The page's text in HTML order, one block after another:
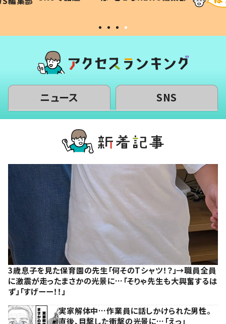
#令和の子 い」
ニュース SNS
3歳息子を見た保育園の先生「何そのTシャツ！？」→職員全員
に激震が走ったまさかの光景に…「そりゃ先生も大興奮するは
ず」「すげーー！！」
実家解体中…作業員に話しかけられた男性。
直後、目撃した衝撃の光景に…「えっ」